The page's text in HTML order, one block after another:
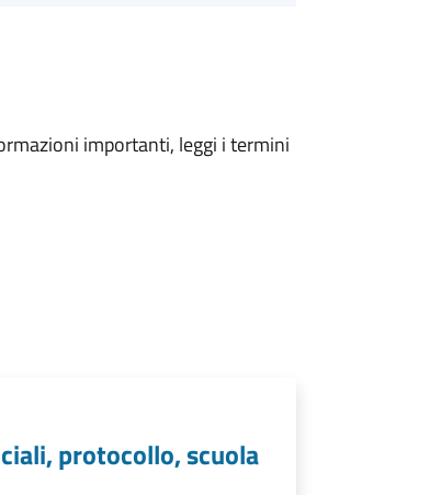
importanti, leggi i termini
protocollo, scuola